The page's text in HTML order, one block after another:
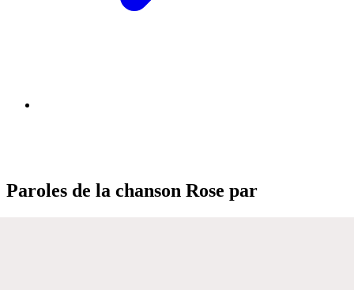
Paroles de la chanson Rose par